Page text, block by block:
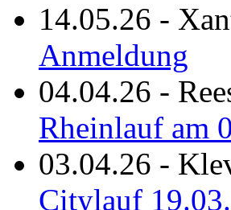
14.05.26 -
Anmeldung
04.04.26 -
Rheinlauf am
03.04.26 -
Citylauf